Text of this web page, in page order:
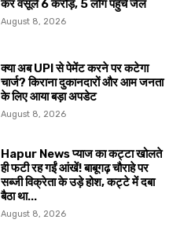
कर वसूले ₹6 करोड़, 5 लोग पहुंचे जेल
August 8, 2026
क्या अब UPI से पेमेंट करने पर कटेगा
चार्ज? किराना दुकानदारों और आम जनता
के लिए आया बड़ा अपडेट
August 8, 2026
Hapur News प्याज का कट्टा खोलते
ही फटी रह गईं आंखें! बाबूगढ़ चौराहे पर
सब्जी विक्रेता के उड़े होश, कट्टे में दबा
बैठा था...
August 8, 2026